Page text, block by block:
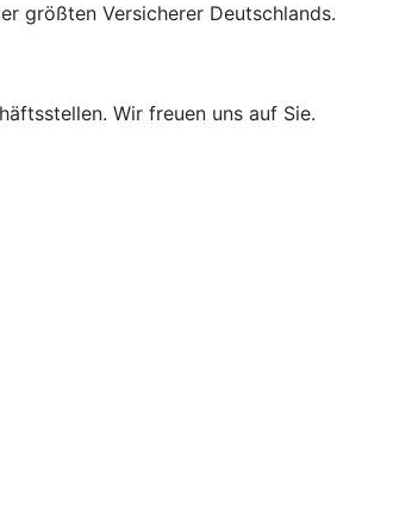
größten Versicherer Deutschlands.
Wir freuen uns auf Sie.